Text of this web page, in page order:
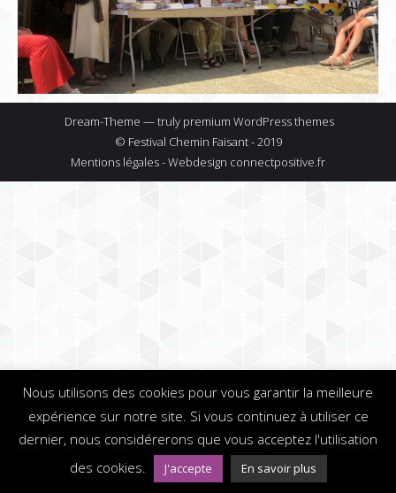
Dream-Theme — truly premium WordPress themes
© Festival Chemin Faisant - 2019
Mentions légales - Webdesign connectpositive.fr
Nous utilisons des cookies pour vous garantir la meilleure
expérience sur notre site. Si vous continuez à utiliser ce
dernier, nous considérerons que vous acceptez l'utilisation
des cookies.
J'accepte En savoir plus